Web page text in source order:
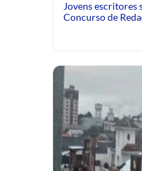
Jovens escritores
Concurso de